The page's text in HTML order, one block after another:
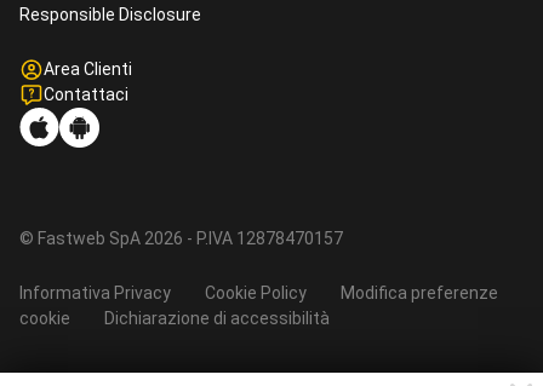
Responsible Disclosure
Area Clienti
Contattaci
© Fastweb SpA 2026 - P.IVA 12878470157
Informativa Privacy Cookie Policy
Modifica preferenze
cookie
Dichiarazione di accessibilità